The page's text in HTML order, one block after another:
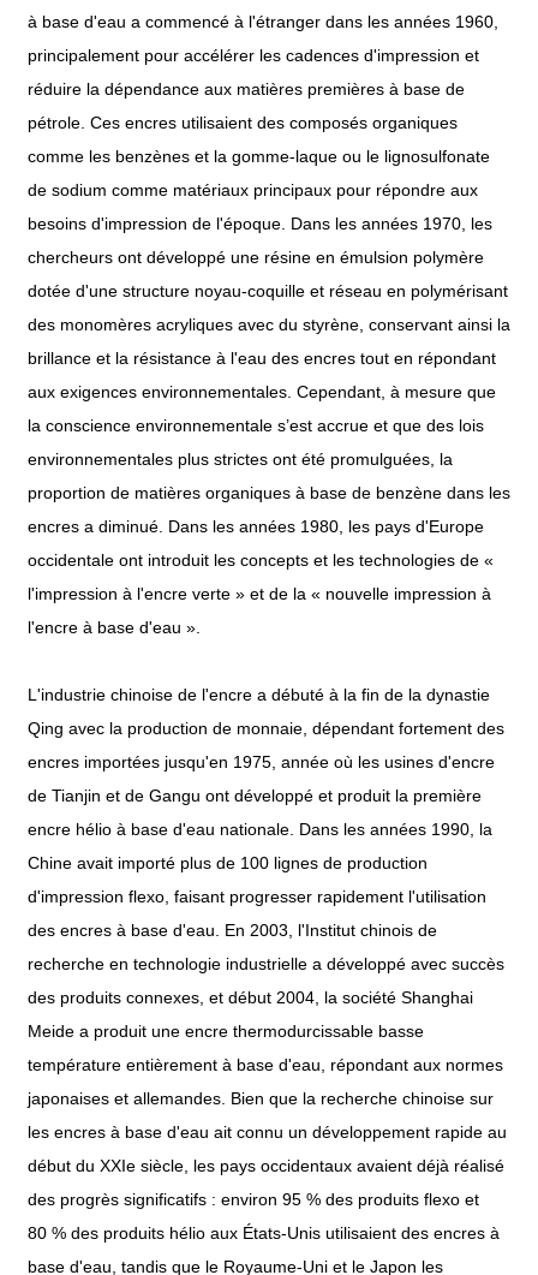
à base d'eau a commencé à l'étranger dans les années 1960,
principalement pour accélérer les cadences d'impression et
réduire la dépendance aux matières premières à base de
pétrole. Ces encres utilisaient des composés organiques
comme les benzènes et la gomme-laque ou le lignosulfonate
de sodium comme matériaux principaux pour répondre aux
besoins d'impression de l'époque. Dans les années 1970, les
chercheurs ont développé une résine en émulsion polymère
dotée d'une structure noyau-coquille et réseau en polymérisant
des monomères acryliques avec du styrène, conservant ainsi la
brillance et la résistance à l'eau des encres tout en répondant
aux exigences environnementales. Cependant, à mesure que
la conscience environnementale s’est accrue et que des lois
environnementales plus strictes ont été promulguées, la
proportion de matières organiques à base de benzène dans les
encres a diminué. Dans les années 1980, les pays d'Europe
occidentale ont introduit les concepts et les technologies de «
l'impression à l'encre verte » et de la « nouvelle impression à
l'encre à base d'eau ».
L'industrie chinoise de l'encre a débuté à la fin de la dynastie
Qing avec la production de monnaie, dépendant fortement des
encres importées jusqu'en 1975, année où les usines d'encre
de Tianjin et de Gangu ont développé et produit la première
encre hélio à base d'eau nationale. Dans les années 1990, la
Chine avait importé plus de 100 lignes de production
d'impression flexo, faisant progresser rapidement l'utilisation
des encres à base d'eau. En 2003, l'Institut chinois de
recherche en technologie industrielle a développé avec succès
des produits connexes, et début 2004, la société Shanghai
Meide a produit une encre thermodurcissable basse
température entièrement à base d'eau, répondant aux normes
japonaises et allemandes. Bien que la recherche chinoise sur
les encres à base d'eau ait connu un développement rapide au
début du XXIe siècle, les pays occidentaux avaient déjà réalisé
des progrès significatifs : environ 95 % des produits flexo et
80 % des produits hélio aux États-Unis utilisaient des encres à
base d'eau, tandis que le Royaume-Uni et le Japon les